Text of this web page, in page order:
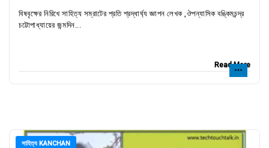
বিষবৃক্ষের নিরিখে সাহিত্য সম্রাটের প্রতি শ্রদ্ধার্ঘ্য জ্ঞাপন লেখক ,ঔপন্যাসিক বঙ্কিমচন্দ্র
চট্টোপাধ্যায়ের জন্মদিন...
Read More
সাহিত্য KANCHAN